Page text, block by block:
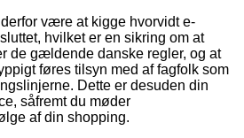
være at kigge hvorvidt e-
hvilket er en sikring om at
de gældende danske regler, og at
føres tilsyn med af fagfolk som
Dette er desuden din
såfremt du møder
af din shopping.